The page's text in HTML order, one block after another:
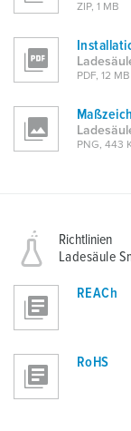
ZIP, 1 MB
PDF, 12 MB
PNG, 443
Richtlinien
Ladesäule
REACh
RoHS